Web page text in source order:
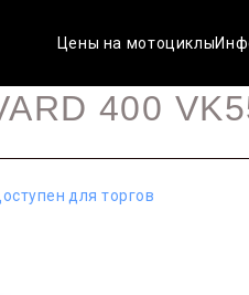
Цены на мотоциклы
400
для торгов